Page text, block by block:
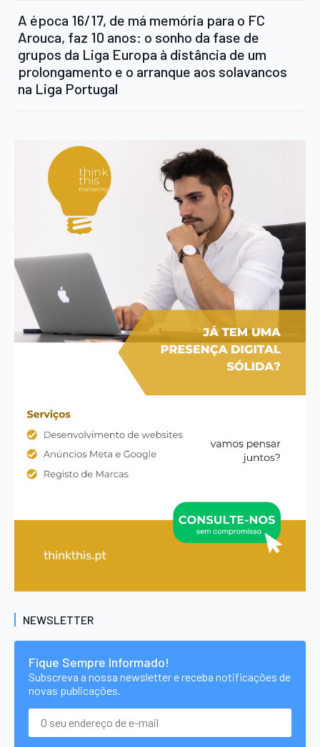
A época 16/17, de má memória para o FC
Arouca, faz 10 anos: o sonho da fase de
grupos da Liga Europa à distância de um
prolongamento e o arranque aos solavancos
na Liga Portugal
NEWSLETTER
Fique Sempre Informado!
Subscreva a nossa newsletter e receba notificações de
novas publicações.